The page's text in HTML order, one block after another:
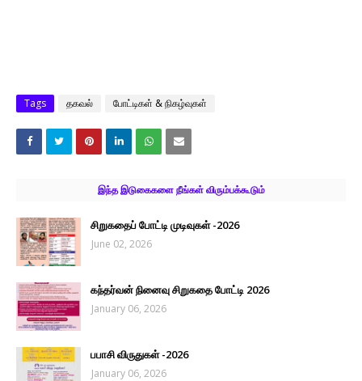
Tags தகவல் போட்டிகள் & நிகழ்வுகள்
இந்த இடுகைகளை நீங்கள் விரும்பக்கூடும்
சிறுகதைப் போட்டி முடிவுகள் -2026
June 02, 2026
கந்தர்வன் நினைவு சிறுகதை போட்டி 2026
January 06, 2026
பபாசி விருதுகள் -2026
January 06, 2026